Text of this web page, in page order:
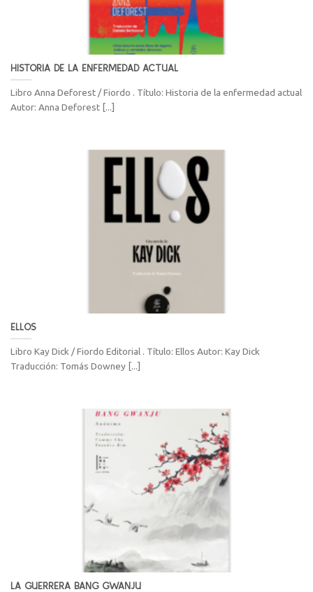
HISTORIA DE LA ENFERMEDAD ACTUAL
Libro Anna Deforest / Fiordo . Título: Historia de la enfermedad actual
Autor: Anna Deforest [...]
ELLOS
Libro Kay Dick / Fiordo Editorial . Título: Ellos Autor: Kay Dick
Traducción: Tomás Downey [...]
LA GUERRERA BANG GWANJU